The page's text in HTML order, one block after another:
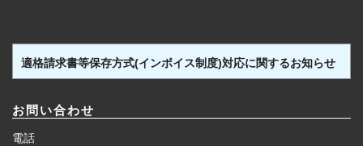
適格請求書等保存方式(インボイス制度)対応に関するお知らせ
お問い合わせ
電話